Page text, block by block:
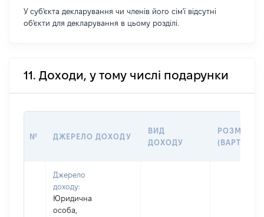
У суб'єкта декларування чи членів його сім'ї відсутні
об'єкти для декларування в цьому розділі.
11. Доходи, у тому числі подарунки
№ ДЖЕРЕЛО ДОХОДУ
ВИД
ДОХОДУ
РОЗМІР
(ВАРТІСТЬ)
Джерело
доходу:
Юридична
особа,